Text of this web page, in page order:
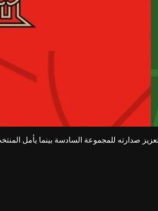
صدارته للمجموعة السادسة بينما يأمل